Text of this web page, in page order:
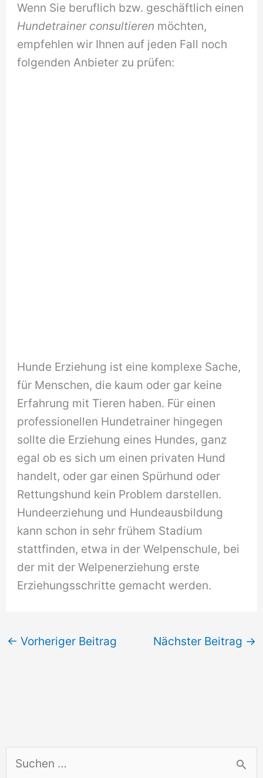
Wenn Sie beruflich bzw. geschäftlich einen
Hundetrainer consultieren möchten,
empfehlen wir Ihnen auf jeden Fall noch
folgenden Anbieter zu prüfen:
Hunde Erziehung ist eine komplexe Sache,
für Menschen, die kaum oder gar keine
Erfahrung mit Tieren haben. Für einen
professionellen Hundetrainer hingegen
sollte die Erziehung eines Hundes, ganz
egal ob es sich um einen privaten Hund
handelt, oder gar einen Spürhund oder
Rettungshund kein Problem darstellen.
Hundeerziehung und Hundeausbildung
kann schon in sehr frühem Stadium
stattfinden, etwa in der Welpenschule, bei
der mit der Welpenerziehung erste
Erziehungsschritte gemacht werden.
← Vorheriger Beitrag Nächster Beitrag →